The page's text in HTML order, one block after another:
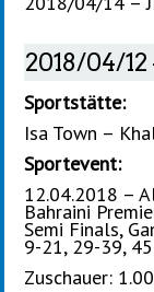
2018/04/
Sportstätte:
Isa Town –
Sportevent:
12.04.2018 –
Bahraini
Semi Finals,
9-21, 29-39,
Zuschauer: